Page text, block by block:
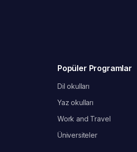
Popüler Programlar
Dil okulları
Yaz okulları
Work and Travel
Üniversiteler